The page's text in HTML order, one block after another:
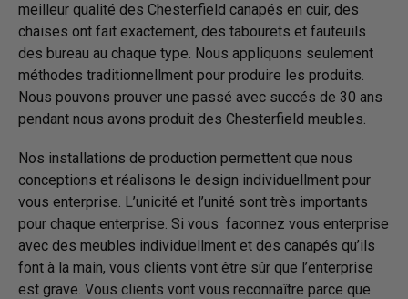
meilleur qualité des Chesterfield canapés en cuir, des
chaises ont fait exactement, des tabourets et fauteuils
des bureau au chaque type. Nous appliquons seulement
méthodes traditi­on­nel­lment pour produire les produits.
Nous pouvons prouver une passé avec succés de 30 ans
pendant nous avons produit des Chesterfield meubles.
Nos installations de production permettent que nous
conceptions et réalisons le design individuellment pour
vous enterprise. L’unicité et l’unité sont très importants
pour chaque enterprise. Si vous faconnez vous enterprise
avec des meubles individuellment et des canapés qu’ils
font à la main, vous clients vont être sûr que l’enterprise
est grave. Vous clients vont vous reconnaître parce que